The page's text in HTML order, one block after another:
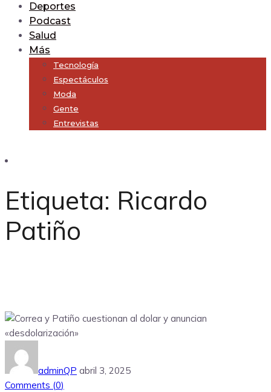
Deportes
Podcast
Salud
Más
Tecnología
Espectáculos
Moda
Gente
Entrevistas
Etiqueta: Ricardo
Patiño
adminQP abril 3, 2025
Comments (0)